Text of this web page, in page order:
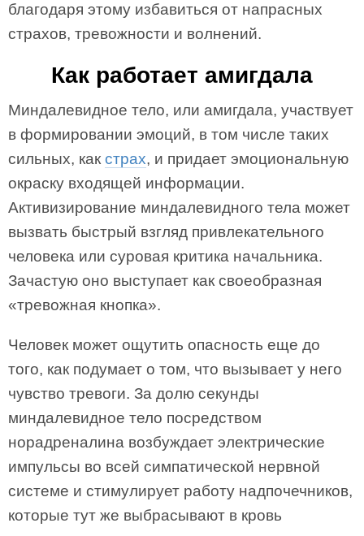
благодаря этому избавиться от напрасных
страхов, тревожности и волнений.
Как работает амигдала
Миндалевидное тело, или амигдала, участвует
в формировании эмоций, в том числе таких
сильных, как страх, и придает эмоциональную
окраску входящей информации.
Активизирование миндалевидного тела может
вызвать быстрый взгляд привлекательного
человека или суровая критика начальника.
Зачастую оно выступает как своеобразная
«тревожная кнопка».
Человек может ощутить опасность еще до
того, как подумает о том, что вызывает у него
чувство тревоги. За долю секунды
миндалевидное тело посредством
норадреналина возбуждает электрические
импульсы во всей симпатической нервной
системе и стимулирует работу надпочечников,
которые тут же выбрасывают в кровь